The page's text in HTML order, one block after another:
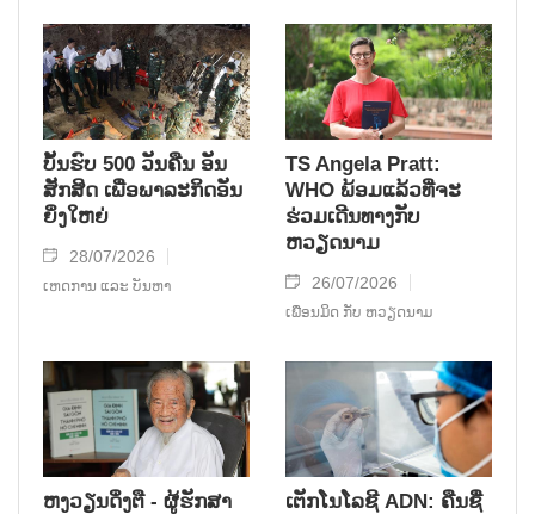
ບັ້ນຮົບ 500 ວັນຄືນ ອັນ
ສັກສິດ ເພື່ອພາລະກິດອັນ
ຍິ່ງໃຫຍ່
28/07/2026
ເຫດການ ແລະ ບັນຫາ
TS Angela Pratt:
WHO ພ້ອມແລ້ວທີ່ຈະ
ຮ່ວມເດີນທາງກັບ
ຫວຽດນາມ
26/07/2026
ເພື່ອນມິດ ກັບ ຫວຽດນາມ
ຫງວຽນດິ່ງຕື - ຜູ້ຮັກສາ
ເຕັກໂນໂລຊີ ADN: ຄືນຊື່